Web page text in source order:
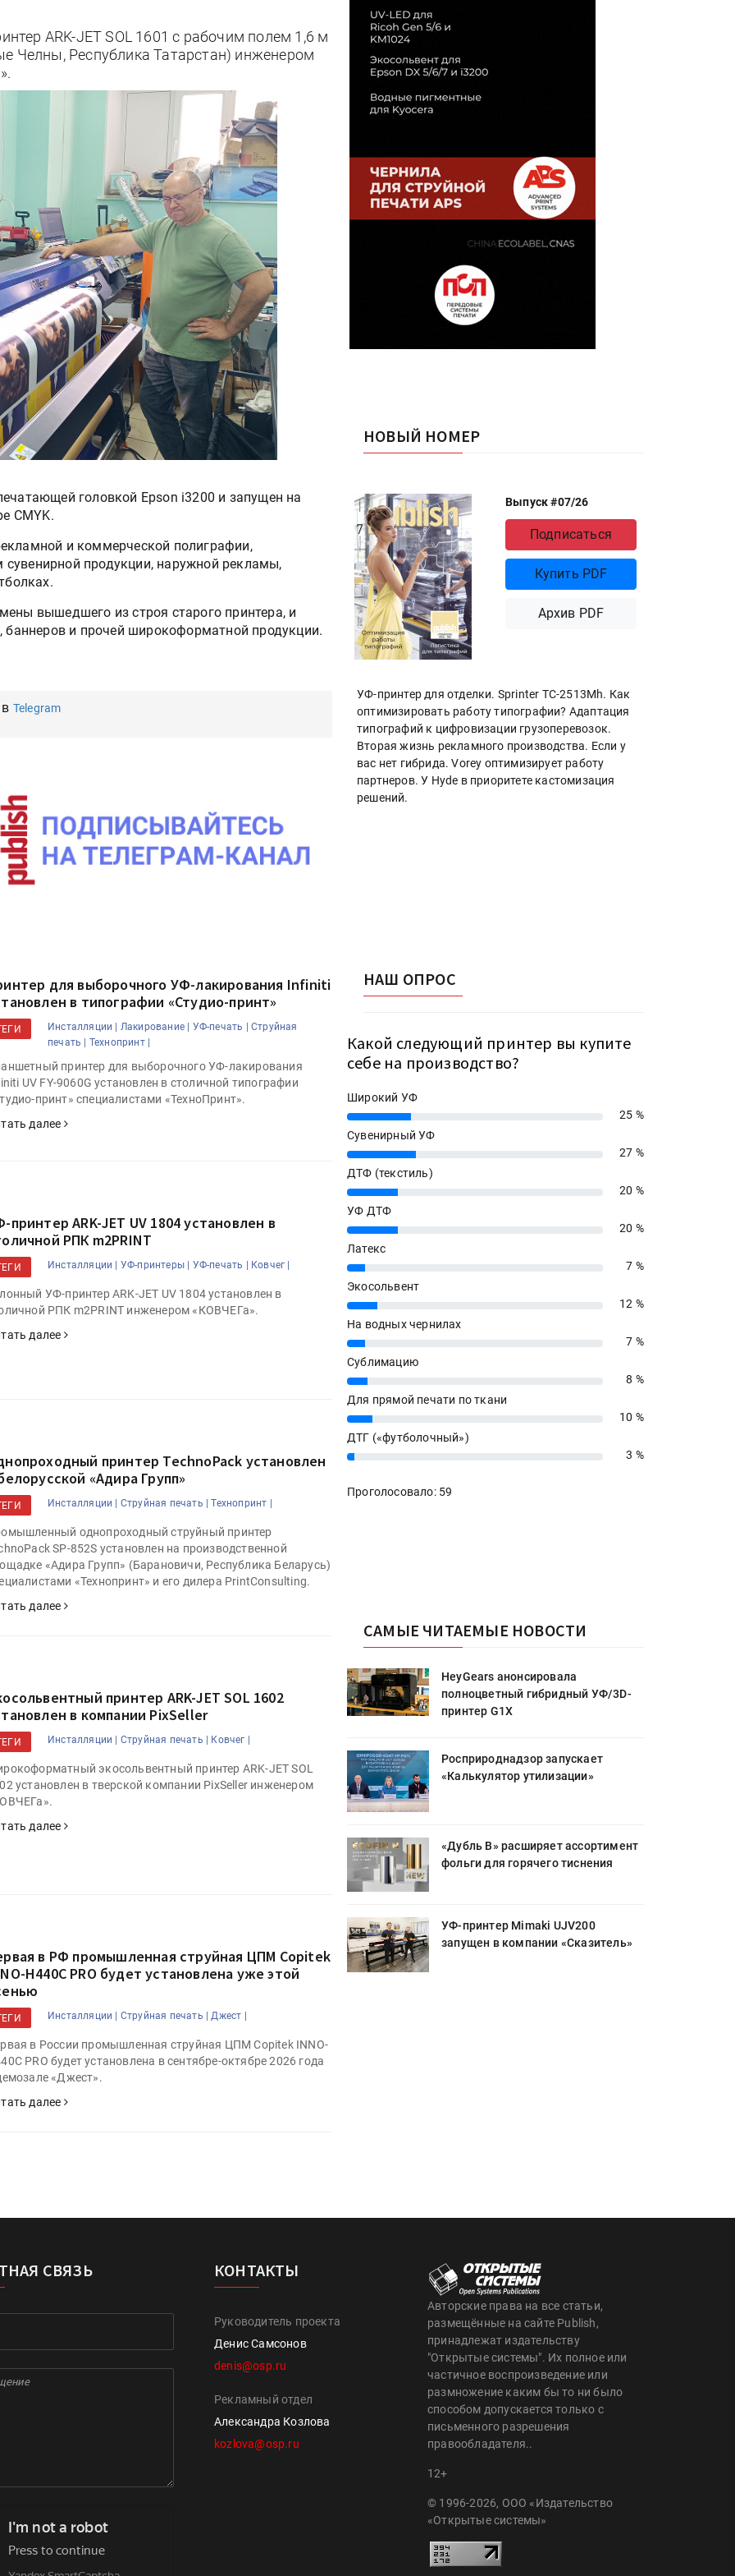
ARK-JET SOL 1601 с рабочим полем 1,6 м
Челны, Республика Татарстан) инженером
головкой Epson i3200 и запущен на
CMYK.
и коммерческой полиграфии,
продукции, наружной рекламы,
вышедшего из строя старого принтера, и
баннеров и прочей широкоформатной продукции.
Telegram
для выборочного УФ-лакирования Infiniti
в типографии «Студио-принт»
Инсталляции | Лакирование | УФ-печать |
Струйная
печать |
Технопринт |
принтер для выборочного УФ-лакирования
UV FY-9060G установлен в столичной типографии
принт» специалистами «ТехноПринт».
далее
принтер ARK-JET UV 1804 установлен в
РПК m2PRINT
Инсталляции | УФ-принтеры | УФ-печать | Ковчег |
УФ-принтер ARK-JET UV 1804 установлен в
РПК m2PRINT инженером «КОВЧЕГа».
далее
принтер TechnoPack установлен
«Адира Групп»
Инсталляции | Струйная печать | Технопринт |
однопроходный струйный принтер
SP-852S установлен на производственной
«Адира Групп» (Барановичи, Республика Беларусь)
«Технопринт» и его дилера PrintConsulting.
далее
принтер ARK-JET SOL 1602
в компании PixSeller
Инсталляции | Струйная печать | Ковчег |
экосольвентный принтер ARK-JET SOL
установлен в тверской компании PixSeller инженером
далее
в РФ промышленная струйная ЦПМ Copitek
H440C PRO будет установлена уже этой
Инсталляции | Струйная печать | Джест |
в России промышленная струйная ЦПМ Copitek INNO-
PRO будет установлена в сентябре-октябре 2026 года
«Джест».
далее
НОВЫЙ НОМЕР
Выпуск #07/26
Подписаться
Купить PDF
Архив PDF
УФ-принтер для отделки. Sprinter ТС-2513Mh. Как
оптимизировать работу типографии? Адаптация
типографий к цифровизации грузоперевозок.
Вторая жизнь рекламного производства. Если у
вас нет гибрида. Vorey оптимизирует работу
партнеров. У Hyde в приоритете кастомизация
решений.
НАШ ОПРОС
Какой следующий принтер вы купите
себе на производство?
Широкий УФ
25%
25 %
Сувенирный УФ
27%
27 %
ДТФ (текстиль)
20%
20 %
УФ ДТФ
20%
20 %
Латекс
7%
7 %
Экосольвент
12%
12 %
На водных чернилах
7%
7 %
Сублимацию
8%
8 %
Для прямой печати по ткани
10%
10 %
ДТГ («футболочный»)
3% 3 %
Проголосовало: 59
САМЫЕ ЧИТАЕМЫЕ НОВОСТИ
3D-
полноцветный гибридный УФ/3D-
принтер G1X
«Калькулятор утилизации»
HeyGears анонсировала
полноцветный гибридный УФ/3D-
принтер G1X
Росприроднадзор запускает
«Калькулятор утилизации»
«Дубль В» расширяет ассортимент
фольги для горячего тиснения
УФ-принтер Mimaki UJV200
запущен в компании «Сказитель»
СВЯЗЬ КОНТАКТЫ
Руководитель проекта
Денис Самсонов
denis@osp.ru
Рекламный отдел
Александра Козлова
kozlova@osp.ru
Авторские права на все статьи,
размещённые на сайте Publish,
принадлежат издательству
"Открытые системы". Их полное или
частичное воспроизведение или
размножение каким бы то ни было
способом допускается только с
письменного разрешения
правообладателя..
12+
© 1996-2026, ООО «Издательство
«Открытые системы»